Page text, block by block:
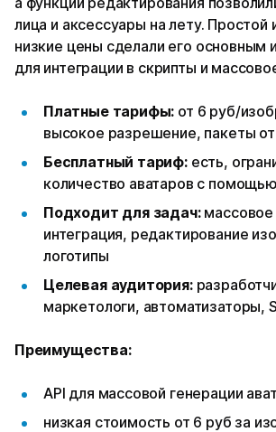
лица и аксессуары на лету. Простой
низкие цены сделали его основным
для интеграции в скрипты и
Платные тарифы: от 6 руб/
высокое разрешение, пакеты
Бесплатный тариф:есть,
количество аватаров с
Подходит для задач:массовое
интеграция, редактирование
логотипы
Целевая аудитория:
маркетологи, автоматизаторы,
Преимущества:
API для массовой генерации
низкая стоимость от 6 руб за